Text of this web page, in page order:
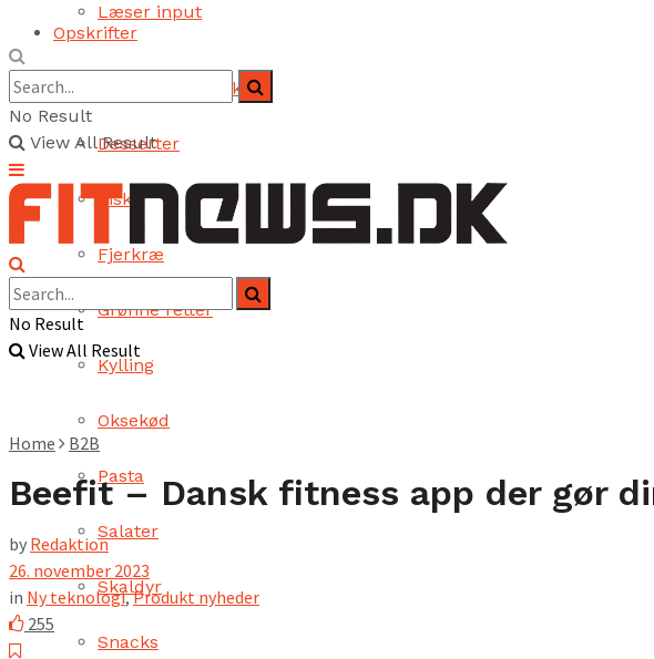
Opskrifter
Brød og bagværk
Desserter
Fisk
Fjerkræ
Grønne retter
Kylling
Oksekød
Pasta
Salater
Skaldyr
Snacks
Læser input
No Result
View All Result
No Result
View All Result
Home B2B
Beefit – Dansk fitness app der gør
by Redaktion
26. november 2023
in Ny teknologi,Produkt nyheder
255